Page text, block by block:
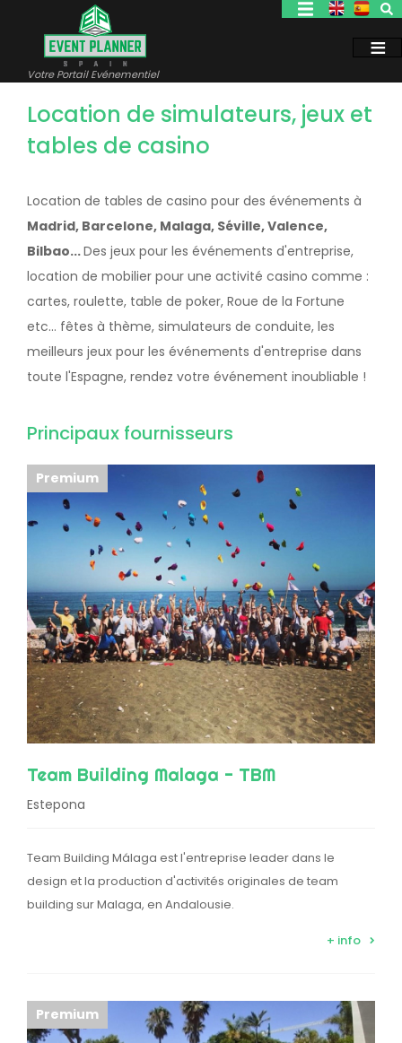
contenu
Votre Portail Evénementiel
Location de simulateurs, jeux et
tables de casino
Location de tables de casino pour des événements à
Madrid, Barcelone, Malaga, Séville, Valence,
Bilbao...Des jeux pour les événements d'entreprise,
location de mobilier pour une activité casino comme :
cartes, roulette, table de poker, Roue de la Fortune
etc… fêtes à thème, simulateurs de conduite, les
meilleurs jeux pour les événements d'entreprise dans
toute l'Espagne, rendez votre événement inoubliable !
Principaux fournisseurs
Premium
Team Building Malaga - TBM
Estepona
Team Building Málaga est l'entreprise leader dans le
design et la production d'activités originales de team
building sur Malaga, en Andalousie.
+ info
Premium